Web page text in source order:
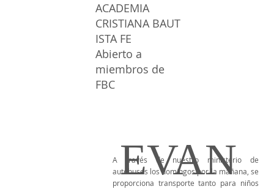
ACADEMIA
CRISTIANA BAUT
ISTA FE
Abierto a
miembros de
FBC
EVAN
A través de nuestro ministerio de
autobuses los domingos por la mañana, se
proporciona transporte tanto para niños